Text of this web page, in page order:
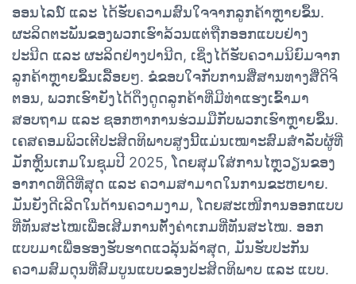
ອອນໄລນ໌ ແລະ ໄດ້ຮັບຄວາມສົນໃຈຈາກລູກຄ້າຫຼາຍຂຶ້ນ.
ຜະລິດຕະພັນຂອງພວກເຮົາລ້ວນແຕ່ຖືກອອກແບບຢ່າງ
ປະນີດ ແລະ ຜະລິດຢ່າງປານີດ, ເຊິ່ງໄດ້ຮັບຄວາມນິຍົມຈາກ
ລູກຄ້າຫຼາຍຂຶ້ນເລື້ອຍໆ. ຂໍຂອບໃຈກັບການສື່ສານທາງສື່ດິຈິ
ຕອນ, ພວກເຮົາຍັງໄດ້ດຶງດູດລູກຄ້າທີ່ມີທ່າແຮງເຂົ້າມາ
ສອບຖາມ ແລະ ຊອກຫາການຮ່ວມມືກັບພວກເຮົາຫຼາຍຂຶ້ນ.
ເຄສຄອມພິວເຕີປະສິດທິພາບສູງນີ້ແມ່ນເໝາະສົມສຳລັບຜູ້ທີ່
ມັກຫຼິ້ນເກມໃນຊຸມປີ 2025, ໂດຍສຸມໃສ່ການໄຫຼວຽນຂອງ
ອາກາດທີ່ດີທີ່ສຸດ ແລະ ຄວາມສາມາດໃນການຂະຫຍາຍ.
ມັນຍັງດີເລີດໃນດ້ານຄວາມງາມ, ໂດຍສະເໜີການອອກແບບ
ທີ່ທັນສະໄໝເພື່ອເສີມການຕັ້ງຄ່າເກມທີ່ທັນສະໄໝ. ອອກ
ແບບມາເພື່ອຮອງຮັບຮາດແວລຸ້ນລ້າສຸດ, ມັນຮັບປະກັນ
ຄວາມສົມດຸນທີ່ສົມບູນແບບຂອງປະສິດທິພາບ ແລະ ແບບ.